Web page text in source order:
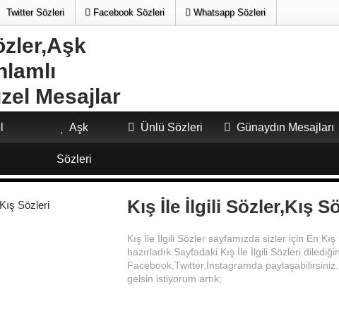
Twitter Sözleri Facebook Sözleri Whatsapp Sözleri
Aşk
Sözleri
Ünlü Sözleri Günaydın Mesajları
SÖZLER" ILE İLIŞIKLI YAZILAR
Kış İle İlgili Sözler,Kış
Kış İle İlgili Sözler sayfamızda sizler için En
hazırladık.Sayfadaki Kış İle İlgili Sözleri
Facebook,Twitter,İnstagramda
gelsin istiyorum artık;